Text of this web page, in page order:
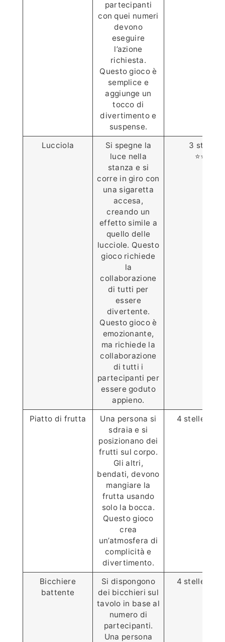
partecipanti
con quei numeri
devono
eseguire
l’azione
richiesta.
Questo gioco è
semplice e
aggiunge un
tocco di
divertimento e
suspense.
Lucciola
Si spegne la
luce nella
stanza e si
corre in giro con
una sigaretta
accesa,
creando un
effetto simile a
quello delle
lucciole. Questo
gioco richiede
la
collaborazione
di tutti per
essere
divertente.
Questo gioco è
emozionante,
ma richiede la
collaborazione
di tutti i
partecipanti per
essere goduto
appieno.
3 stelle
⭐️⭐️⭐️
Piatto di frutta
Una persona si
sdraia e si
posizionano dei
frutti sul corpo.
Gli altri,
bendati, devono
mangiare la
frutta usando
solo la bocca.
Questo gioco
crea
un’atmosfera di
complicità e
divertimento.
4 stelle
Bicchiere
battente
Si dispongono
dei bicchieri sul
tavolo in base al
numero di
partecipanti.
Una persona
4 stelle